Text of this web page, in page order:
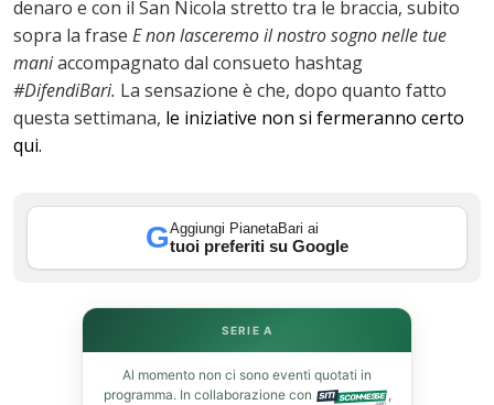
denaro e con il San Nicola stretto tra le braccia, subito
sopra la frase E non lasceremo il nostro sogno nelle tue
maniaccompagnato dal consueto hashtag
#DifendiBari. La sensazione è che, dopo quanto fatto
questa settimana, le iniziative non si fermeranno certo
qui.
GAggiungi PianetaBari ai
tuoi preferiti su Google
SERIE A
Al momento non ci sono eventi quotati in
programma. In collaborazione con
,